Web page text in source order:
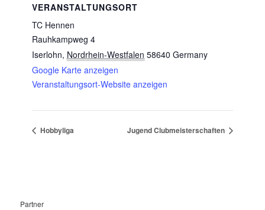
VERANSTALTUNGSORT
TC Hennen
Rauhkampweg 4
Iserlohn, Nordrhein-Westfalen 58640 Germany
Google Karte anzeigen
Veranstaltungsort-Website anzeigen
Hobbyliga Jugend Clubmeisterschaften
Partner